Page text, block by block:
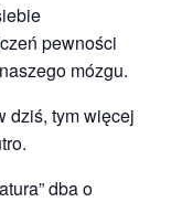
pewności
mózgu.
dziś, tym więcej
dba o